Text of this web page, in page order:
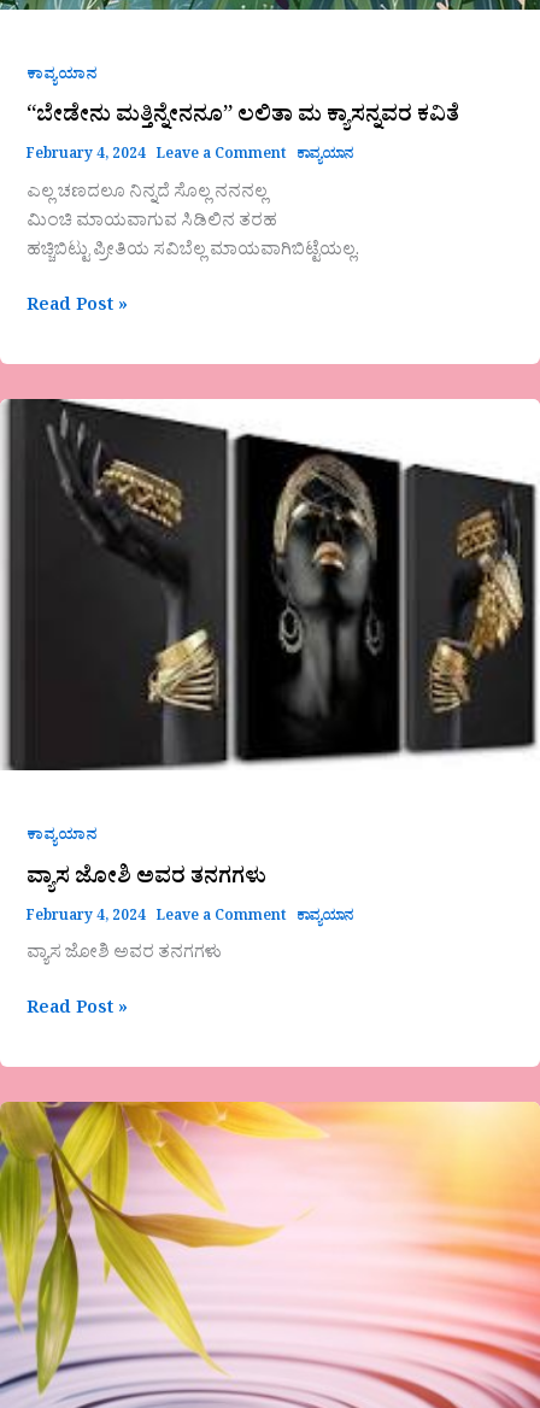
ಕಾವ್ಯಯಾನ
“ಬೇಡೇನು ಮತ್ತಿನ್ನೇನನೂ” ಲಲಿತಾ ಮ ಕ್ಯಾಸನ್ನವರ ಕವಿತೆ
February 4, 2024 Leave a Comment ಕಾವ್ಯಯಾನ
ಎಲ್ಲ ಚಣದಲೂ ನಿನ್ನದೆ ಸೊಲ್ಲ‌ ನನನಲ್ಲ
ಮಿಂಚಿ ಮಾಯವಾಗುವ ಸಿಡಿಲಿನ ತರಹ
ಹಚ್ಚಿಬಿಟ್ಟು ಪ್ರೀತಿಯ ಸವಿಬೆಲ್ಲ ಮಾಯವಾಗಿಬಿಟ್ಟೆಯಲ್ಲ.
Read Post »
ಕಾವ್ಯಯಾನ
ವ್ಯಾಸ ಜೋಶಿ ಅವರ ತನಗಗಳು
February 4, 2024 Leave a Comment ಕಾವ್ಯಯಾನ
ವ್ಯಾಸ ಜೋಶಿ ಅವರ ತನಗಗಳು
ವ್ಯಾಸ
ಜೋಶಿ
ಅವರ
ತನಗಗಳು
Read Post »
ವೈ.ಎಂ.ಯಾಕೊಳ್ಳಿಯವರ
“ತನಗ
ಸಂಪದ”